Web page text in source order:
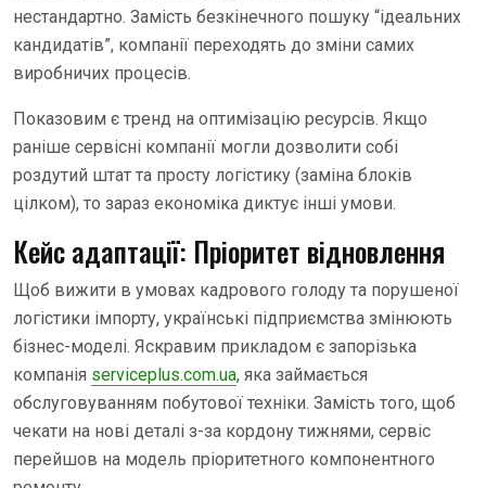
нестандартно. Замість безкінечного пошуку “ідеальних
кандидатів”, компанії переходять до зміни самих
виробничих процесів.
Показовим є тренд на оптимізацію ресурсів. Якщо
раніше сервісні компанії могли дозволити собі
роздутий штат та просту логістику (заміна блоків
цілком), то зараз економіка диктує інші умови.
Кейс адаптації: Пріоритет відновлення
Щоб вижити в умовах кадрового голоду та порушеної
логістики імпорту, українські підприємства змінюють
бізнес-моделі. Яскравим прикладом є запорізька
компанія serviceplus.com.ua, яка займається
обслуговуванням побутової техніки. Замість того, щоб
чекати на нові деталі з-за кордону тижнями, сервіс
перейшов на модель пріоритетного компонентного